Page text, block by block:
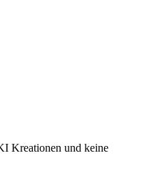
Kreationen und keine